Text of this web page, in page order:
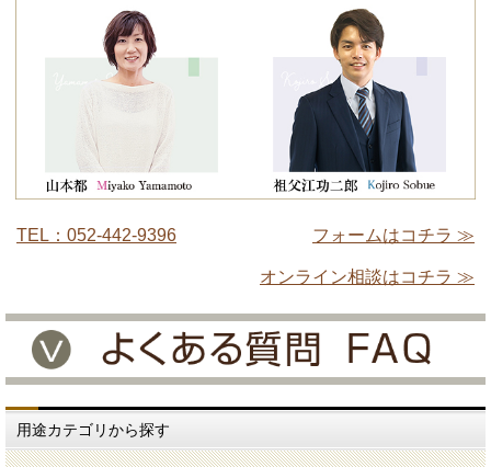
TEL：052-442-9396 フォームはコチラ ≫
オンライン相談はコチラ ≫
用途カテゴリから探す